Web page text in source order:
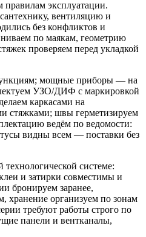
правилам эксплуатации.
вентиляцию и
без конфликтов и
по маякам, геометрию
проверяем перед укладкой
мощные приборы — на
УЗО/ДИФ с маркировкой
каркасами на
стяжками; швы герметизируем
ведём по ведомости:
видны всем — поставки без
системе:
и затирки совместимы и
бронируем заранее,
хранение организуем по зонам
требуют работы строго по
панели и вентканалы,